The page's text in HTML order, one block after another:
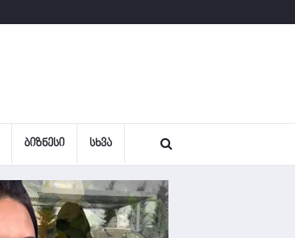
ᲑᲘᲖᲜᲔᲡᲘ ᲡᲮᲕᲐ